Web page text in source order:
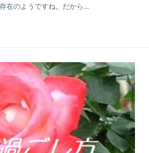
在のようですね。だから...